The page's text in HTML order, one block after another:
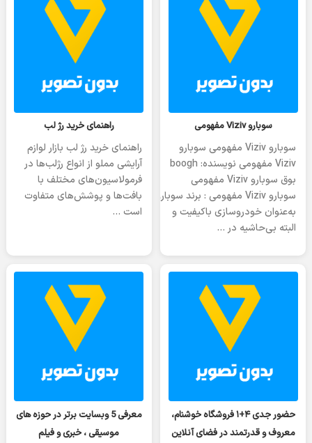
یکشنبه 14 مه 2023
سوبارو Viziv مفهومی
سوبارو Viziv مفهومی سوبارو
Viziv مفهومی نویسنده: boogh
بوق سوبارو Viziv مفهومی
سوبارو Viziv مفهومی : برند سوبارو،
به‌عنوان خودروسازی باکیفیت و
البته بی‌حاشیه در …
جمعه 21 آوریل 2023
راهنمای خرید رژ لب
راهنمای خرید رژ لب بازار لوازم
آرایشی مملو از انواع رژلب‌ها در
فرمولاسیون‌های مختلف با
بافت‌ها و پوشش‌های متفاوت
است …
شنبه 08 آوریل 2023
حضور جدی ۴+۱ فروشگاه خوشنام،
معروف و قدرتمند در فضای آنلاین
شنبه 08 آوریل 2023معرفی 5 وبسایت برتر در حوزه های
موسیقی ، خبری و فیلم